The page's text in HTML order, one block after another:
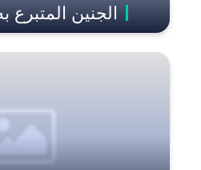
الجنين المتبرع